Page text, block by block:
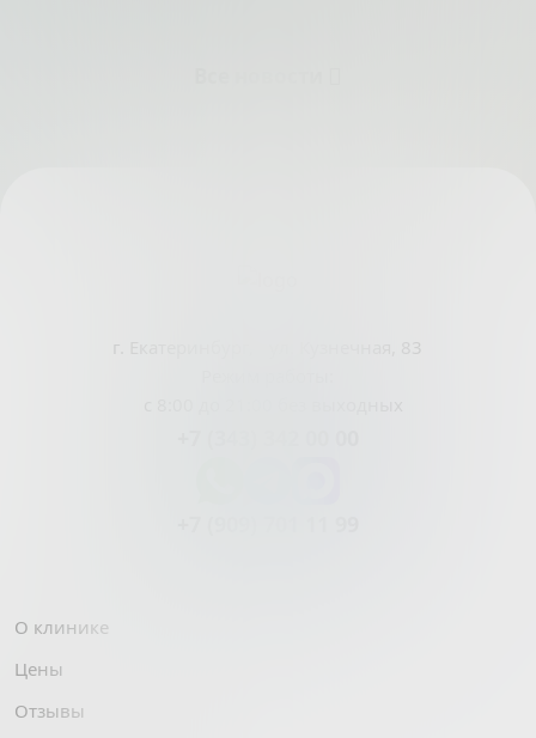
г. Екатеринбург, ул. Кузнечная, 83
О клинике
Цены
Отзывы